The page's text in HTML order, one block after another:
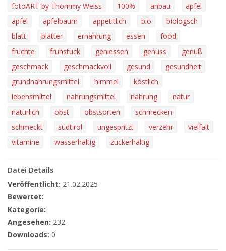
fotoART by Thommy Weiss
100% anbau
apfel
äpfel
apfelbaum appetitlich bio
biologsch
blatt
blätter ernährung essen
food
früchte
frühstück geniessen genuss
genuß
geschmack
geschmackvoll gesund
gesundheit
grundnahrungsmittel
himmel
köstlich
lebensmittel
nahrungsmittel nahrung
natur
natürlich
obst obstsorten
schmecken
schmeckt
südtirol ungespritzt verzehr
vielfalt
vitamine
wasserhaltig zuckerhaltig
Datei Details
Veröffentlicht: 21.02.2025
Bewertet:
Kategorie:
Angesehen: 232
Downloads: 0